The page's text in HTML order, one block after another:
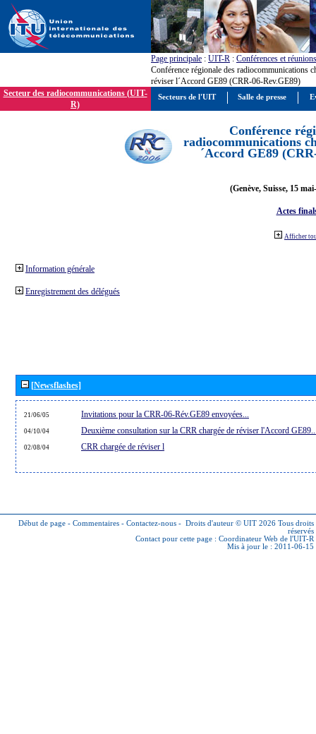
Page principale : UIT-R : Conférences et réunions
Conférence régionale des radiocommunications
réviser l´Accord GE89 (CRR-06-Rev.GE89)
Secteur des radiocommunications (UIT-
R)
Conférence
radiocommunications
´Accord GE89
(Genève, Suisse, 15
Actes
Afficher
Information générale
Enregistrement des délégués
[Newsflashes]
21/06/05 Invitations pour la CRR-06-Rév.GE89 envoyées...
04/10/04 Deuxième consultation sur la CRR chargée de réviser l'Accord
02/08/04 CRR chargée de réviser l
Début de page - Commentaires - Contactez-nous - Droits d'auteur © UIT 2026 Tous droits
réservés
Contact pour cette page : Coordinateur Web de l'UIT-R
Mis à jour le : 2011-06-15
Secteurs de l'UIT Salle de presse